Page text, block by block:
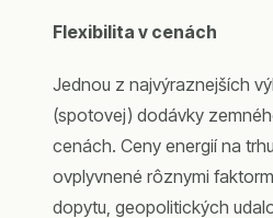
Flexibilita v cenách
Jednou z najvýraznejších
(spotovej) dodávky
cenách. Ceny energií na
ovplyvnené rôznymi
dopytu, geopolitických